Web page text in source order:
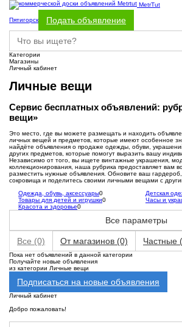
MetrTut
Пятигорск Подать объявление
Категории
Магазины
Личный кабинет
Личные вещи
Сервис бесплатных объявлений:
вещи»
Это место, где вы можете размещать и находить
личных вещей и предметов, которые имеют особенное
найдёте объявления о продаже одежды, обуви,
других предметов, которые помогут выразить вашу
Независимо от того, вы ищете винтажные украшения,
коллекционирования, наша рубрика предоставляет вам
разместить нужные объявления. Обновите ваш
сокровища и поделитесь своими личными вещами с
Одежда, обувь, аксессуары0 Детская
Товары для детей и игрушки0 Часы и
Красота и здоровье0
Все параметры
Все (0) От магазинов (0) Частные
Пока нет объявлений в данной категории
Получайте новые объявления
из категории Личные вещи
Подписаться на новые объявления
Личный кабинет
Добро пожаловать!